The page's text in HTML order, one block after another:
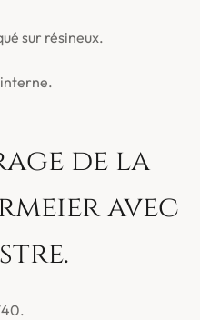
sur résineux.
de la
avec
40.